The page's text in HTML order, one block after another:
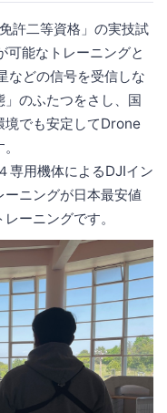
許二等資格」の実技試
可能なトレーニングと
などの信号を受信しな
のふたつをさし、国
境でも安定してDrone
用機体によるDJIイン
ニングが日本最安値
ーニングです。